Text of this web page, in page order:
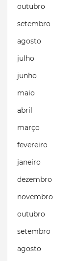
outubro
setembro
agosto
julho
junho
maio
abril
março
fevereiro
janeiro
dezembro
novembro
outubro
setembro
agosto